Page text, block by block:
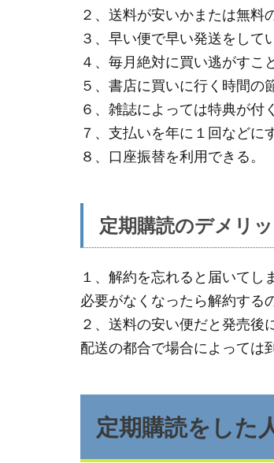
２、送料が安いかまたは無料
３、早い便で早い発送をして
４、毎月絶対に買い逃がすこ
５、書店に買いに行く時間の
６、雑誌によっては特典が付
７、支払いを年に１回などに
８、口座振替を利用できる。
定期購読のデメリ
１、解約を忘れると届いてし
必要がなくなったら解約する
２、送料の安い便だと発売後
配送の都合で場合によっては
定期購読をした